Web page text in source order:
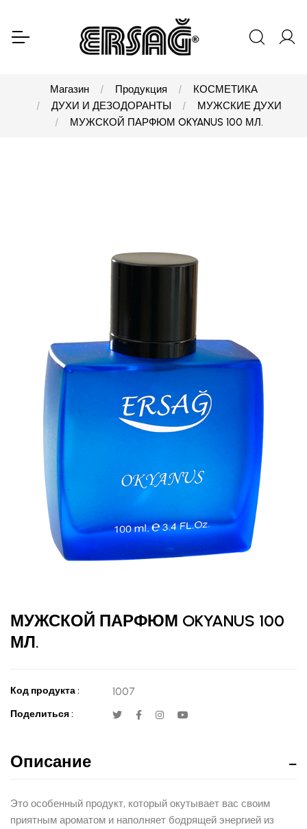
Магазин Продукция
КОСМЕТИКА
ДУХИ И ДЕЗОДОРАНТЫ
МУЖСКИЕ ДУХИ
МУЖСКОЙ ПАРФЮМ OKYANUS 100 МЛ.
МУЖСКОЙ ПАРФЮМ OKYANUS 100
МЛ.
Код продукта : 1007
Поделиться :
Описание
Это особенный продукт, который окутывает вас своим
приятным ароматом и наполняет бодрящей энергией из